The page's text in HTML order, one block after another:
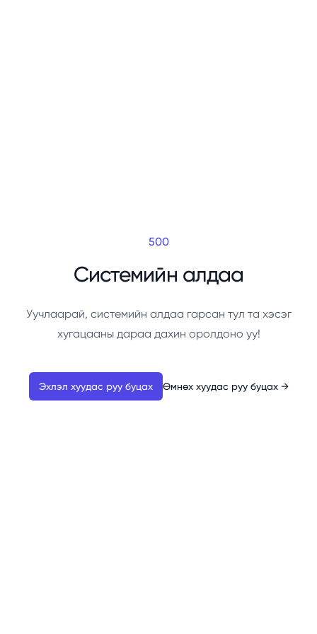
500
Системийн алдаа
Уучлаарай, системийн алдаа гарсан тул та хэсэг
хугацааны дараа дахин оролдоно уу!
Эхлэл хуудас руу буцах Өмнөх хуудас руу буцах →